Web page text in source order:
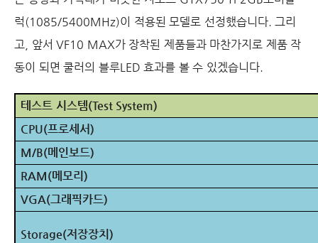
럭 (1085/5400MHz)이 적용된 모델로 선정했습니다. 그리
고 앞서 VF10 MAX가 장착된 제품들과 마찬가지로 제품 작
동이 되면 쿨러의 블루LED 효과를 볼 수 있겠습니다.
테스트 시스템(Test System)
CPU(프로세서)
M/B(메인보드)
RAM(메모리)
VGA(그래픽카드)
Storage(저장장치)